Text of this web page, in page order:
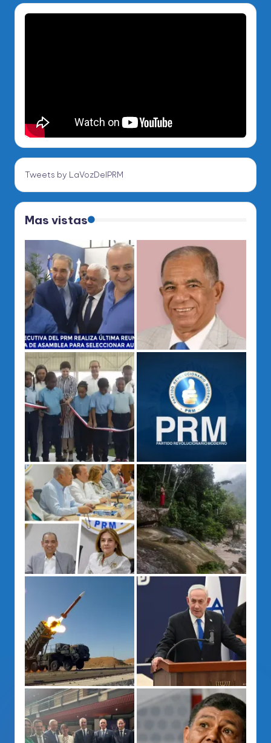
Tweets by LaVozDelPRM
Mas vistas